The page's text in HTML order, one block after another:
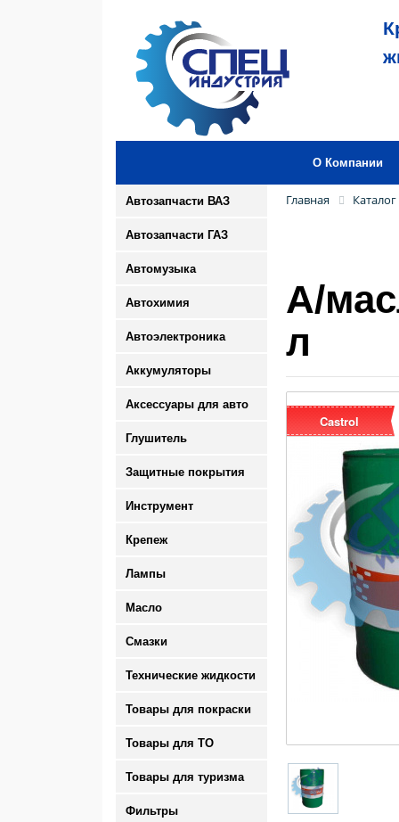
О Компании
Автозапчасти ВАЗ
Автозапчасти ГАЗ
Автомузыка
Автохимия
Автоэлектроника
Аккумуляторы
Аксессуары для авто
Глушитель
Защитные покрытия
Инструмент
Крепеж
Лампы
Масло
Смазки
Технические жидкости
Товары для покраски
Товары для ТО
Товары для туризма
Фильтры
Главная Каталог
А/
л
Castrol